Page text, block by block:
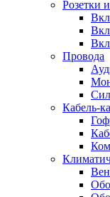
Розетки
Провода
Кабель-